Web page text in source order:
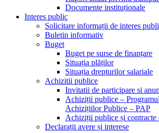
Documente instituționale
Interes public
Solicitare informații de interes
Buletin informativ
Buget
Buget pe surse de finanțare
Situația plăților
Situația drepturilor salariale
Achizitii publice
Invitatii de participare si
Achiziții publice –
Achizițiilor Publice – PAP
Achiziții publice și contracte
Declarații avere și interese